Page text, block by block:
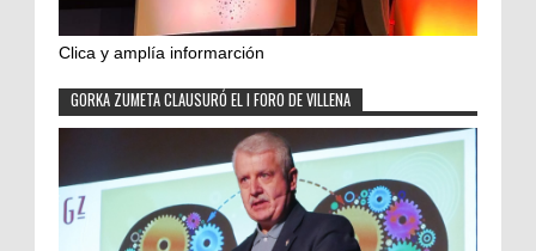
Clica y amplía informarción
GORKA ZUMETA CLAUSURÓ EL I FORO DE VILLENA